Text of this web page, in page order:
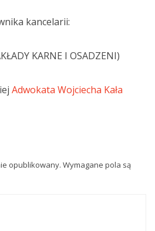
kancelarii:
KARNE I OSADZENI)
Adwokata Wojciecha Kała
opublikowany. Wymagane pola są